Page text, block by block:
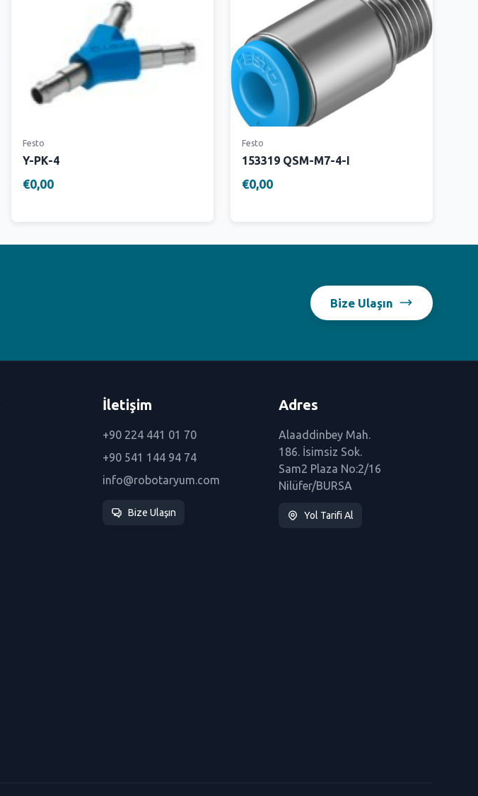
Festo
Y-PK-4
€0,00
Festo
153319 QSM-M7-4-I
€0,00
Bize Ulaşın
İletişim
+90 224 441 01 70
+90 541 144 94 74
info@robotaryum.com
Bize Ulaşın
Adres
Alaaddinbey Mah.
186. İsimsiz Sok.
Sam2 Plaza No:2/16
Nilüfer/BURSA
Yol Tarifi Al